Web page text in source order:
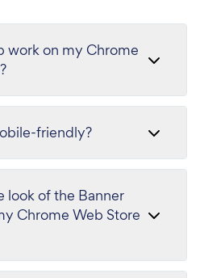
work on my Chrome
friendly?
look of the Banner
Chrome Web Store